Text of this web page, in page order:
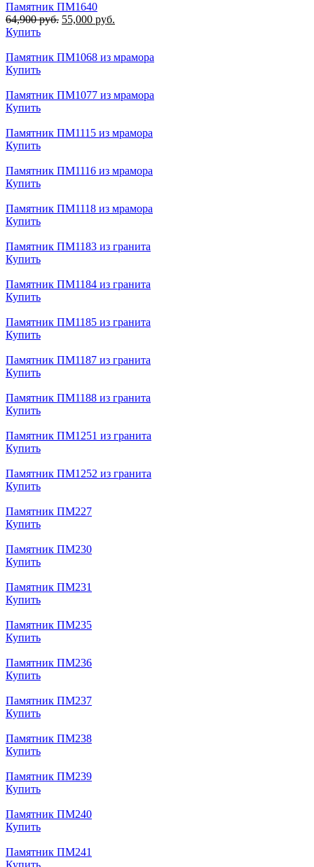
Памятник ПМ1640
64,900руб. 55,000 руб.
Купить
Памятник ПМ1068 из мрамора
Купить
Памятник ПМ1077 из мрамора
Купить
Памятник ПМ1115 из мрамора
Купить
Памятник ПМ1116 из мрамора
Купить
Памятник ПМ1118 из мрамора
Купить
Памятник ПМ1183 из гранита
Купить
Памятник ПМ1184 из гранита
Купить
Памятник ПМ1185 из гранита
Купить
Памятник ПМ1187 из гранита
Купить
Памятник ПМ1188 из гранита
Купить
Памятник ПМ1251 из гранита
Купить
Памятник ПМ1252 из гранита
Купить
Памятник ПМ227
Купить
Памятник ПМ230
Купить
Памятник ПМ231
Купить
Памятник ПМ235
Купить
Памятник ПМ236
Купить
Памятник ПМ237
Купить
Памятник ПМ238
Купить
Памятник ПМ239
Купить
Памятник ПМ240
Купить
Памятник ПМ241
Купить